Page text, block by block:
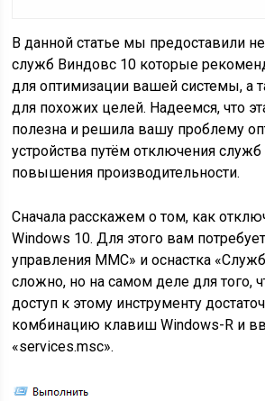
В данной статье мы предоставили
служб Виндовс 10 которые
для оптимизации вашей системы, а
для похожих целей. Надеемся, что
полезна и решила вашу проблему
устройства путём отключения
повышения производительности.
Сначала расскажем о том, как
Windows 10. Для этого вам
управления MMC» и оснастка
сложно, но на самом деле для того,
доступ к этому инструменту
комбинацию клавиш Windows-R и
«services.msc».